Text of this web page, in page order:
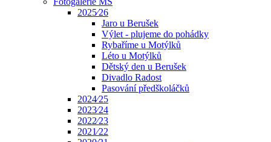
2025⁄26
Jaro u Berušek
Výlet - plujeme do pohádky
Rybaříme u Motýlků
Léto u Motýlků
Dětský den u Berušek
Divadlo Radost
Pasování předškoláčků
2024⁄25
2023⁄24
2022⁄23
2021⁄22